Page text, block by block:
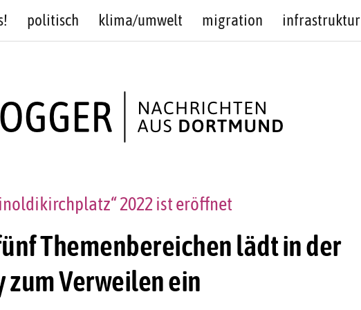
politisch klima/umwelt migration infrastruktur
Themenbereichen lädt in der
Verweilen ein
2022 ist eröffnet